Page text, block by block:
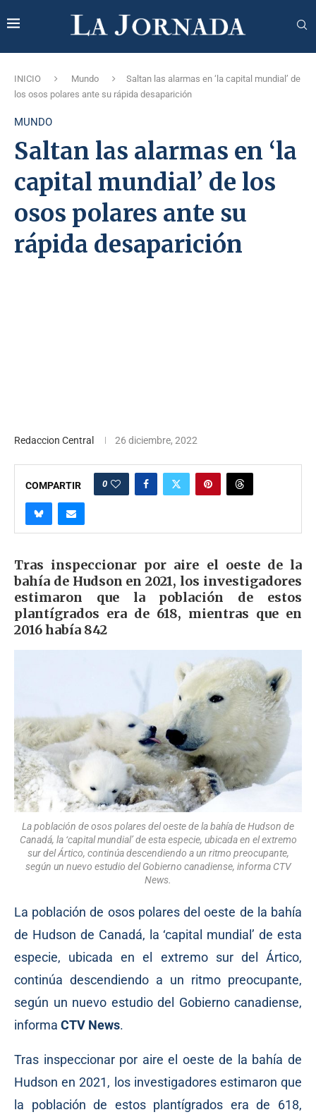
INICIO Mundo
Saltan las alarmas en ‘la capital mundial’ de
los osos polares ante su rápida desaparición
MUNDO
Saltan las alarmas en ‘la
capital mundial’ de los
osos polares ante su
rápida desaparición
Redaccion Central 26 diciembre, 2022
COMPARTIR 0
Tras inspeccionar por aire el oeste de la
bahía de Hudson en 2021, los investigadores
estimaron que la población de estos
plantígrados era de 618, mientras que en
2016 había 842
La población de osos polares del oeste de la bahía de Hudson de
Canadá, la ‘capital mundial’ de esta especie, ubicada en el extremo
sur del Ártico, continúa descendiendo a un ritmo preocupante,
según un nuevo estudio del Gobierno canadiense, informa CTV
News.
La población de osos polares del oeste de la bahía
de Hudson de Canadá, la ‘capital mundial’ de esta
especie, ubicada en el extremo sur del Ártico,
continúa descendiendo a un ritmo preocupante,
según un nuevo estudio del Gobierno canadiense,
informa CTV News.
Tras inspeccionar por aire el oeste de la bahía de
Hudson en 2021, los investigadores estimaron que
la población de estos plantígrados era de 618,